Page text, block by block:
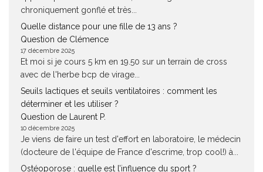
chroniquement gonflé et très...
Quelle distance pour une fille de 13 ans ?
Question de Clémence
17 décembre 2025
Et moi si je cours 5 km en 19.50 sur un terrain de cross
avec de l'herbe bcp de virage...
Seuils lactiques et seuils ventilatoires : comment les
déterminer et les utiliser ?
Question de Laurent P.
10 décembre 2025
Je viens de faire un test d'effort en laboratoire, le médecin
(docteure de l'équipe de France d'escrime, trop cool!) à...
Ostéoporose : quelle est l’influence du sport ?